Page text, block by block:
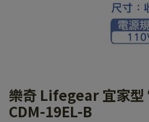
樂奇 Lifegear 宜家型
CDM-19EL-B